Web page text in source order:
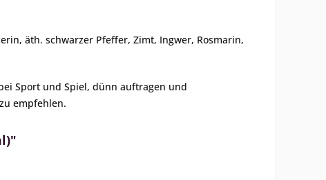
äth. schwarzer Pfeffer, Zimt, Ingwer, Rosmarin,
Sport und Spiel, dünn auftragen und
empfehlen.